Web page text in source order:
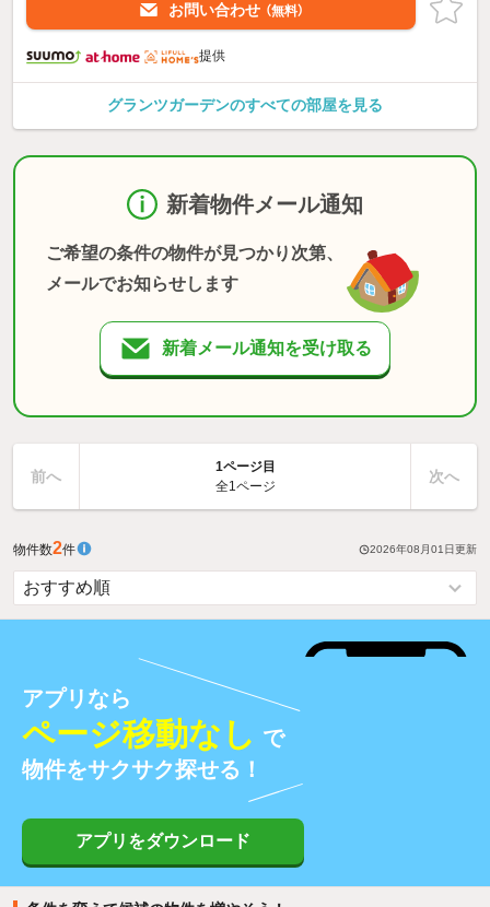
お問い合わせ （無料）
提供
グランツガーデンのすべての部屋を見る
新着物件メール通知
ご希望の条件の物件が見つかり次第、
メールでお知らせします
新着メール通知を受け取る
前へ
1ページ目
全1ページ
次へ
物件数2件 2026年08月01日更新
アプリなら
ページ移動なし で
物件をサクサク探せる！
アプリをダウンロード